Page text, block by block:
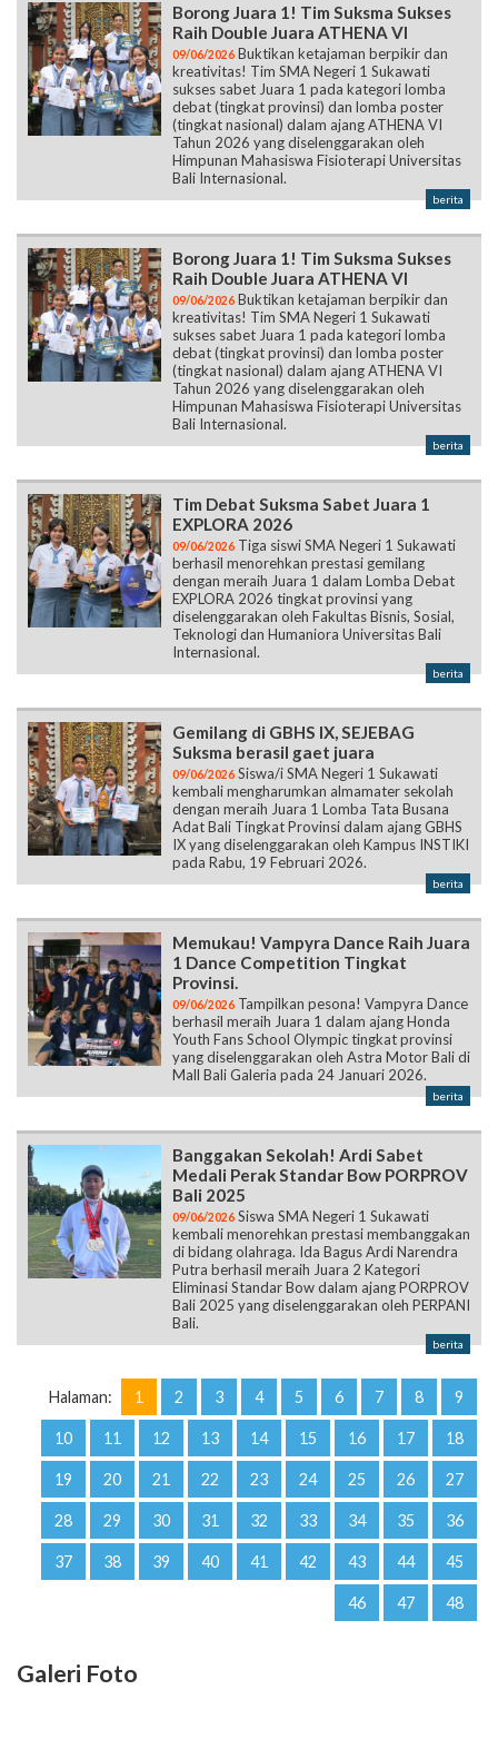
Borong Juara 1! Tim Suksma Sukses
Raih Double Juara ATHENA VI
09/06/2026 Buktikan ketajaman berpikir dan
kreativitas! Tim SMA Negeri 1 Sukawati
sukses sabet Juara 1 pada kategori lomba
debat (tingkat provinsi) dan lomba poster
(tingkat nasional) dalam ajang ATHENA VI
Tahun 2026 yang diselenggarakan oleh
Himpunan Mahasiswa Fisioterapi Universitas
Bali Internasional.
berita
Borong Juara 1! Tim Suksma Sukses
Raih Double Juara ATHENA VI
09/06/2026 Buktikan ketajaman berpikir dan
kreativitas! Tim SMA Negeri 1 Sukawati
sukses sabet Juara 1 pada kategori lomba
debat (tingkat provinsi) dan lomba poster
(tingkat nasional) dalam ajang ATHENA VI
Tahun 2026 yang diselenggarakan oleh
Himpunan Mahasiswa Fisioterapi Universitas
Bali Internasional.
berita
Tim Debat Suksma Sabet Juara 1
EXPLORA 2026
09/06/2026 Tiga siswi SMA Negeri 1 Sukawati
berhasil menorehkan prestasi gemilang
dengan meraih Juara 1 dalam Lomba Debat
EXPLORA 2026 tingkat provinsi yang
diselenggarakan oleh Fakultas Bisnis, Sosial,
Teknologi dan Humaniora Universitas Bali
Internasional.
berita
Gemilang di GBHS IX, SEJEBAG
Suksma berasil gaet juara
09/06/2026 Siswa/i SMA Negeri 1 Sukawati
kembali mengharumkan almamater sekolah
dengan meraih Juara 1 Lomba Tata Busana
Adat Bali Tingkat Provinsi dalam ajang GBHS
IX yang diselenggarakan oleh Kampus INSTIKI
pada Rabu, 19 Februari 2026.
berita
Memukau! Vampyra Dance Raih Juara
1 Dance Competition Tingkat
Provinsi.
09/06/2026 Tampilkan pesona! Vampyra Dance
berhasil meraih Juara 1 dalam ajang Honda
Youth Fans School Olympic tingkat provinsi
yang diselenggarakan oleh Astra Motor Bali di
Mall Bali Galeria pada 24 Januari 2026.
berita
Banggakan Sekolah! Ardi Sabet
Medali Perak Standar Bow PORPROV
Bali 2025
09/06/2026 Siswa SMA Negeri 1 Sukawati
kembali menorehkan prestasi membanggakan
di bidang olahraga. Ida Bagus Ardi Narendra
Putra berhasil meraih Juara 2 Kategori
Eliminasi Standar Bow dalam ajang PORPROV
Bali 2025 yang diselenggarakan oleh PERPANI
Bali.
berita
Halaman: 1 2 3 4 5 6 7 8 9
10 11 12 13 14 15 16 17 18
19 20 21 22 23 24 25 26 27
28 29 30 31 32 33 34 35 36
37 38 39 40 41 42 43 44 45
46 47 48
Galeri Foto